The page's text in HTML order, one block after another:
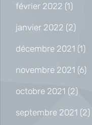
février 2022 (1)
janvier 2022 (2)
décembre 2021 (1)
novembre 2021 (6)
octobre 2021 (2)
septembre 2021 (2)